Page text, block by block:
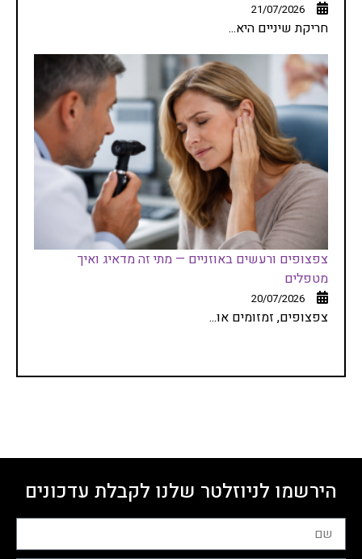
21/07/2026
חריקת שיניים היא...
צפצופים ורעשים באוזניים — מתי זה מדאיג ואיך
מטפלים
20/07/2026
צפצופים, זמזומים או...
הירשמו לניוזלטר שלנו לקבלת עדכונים